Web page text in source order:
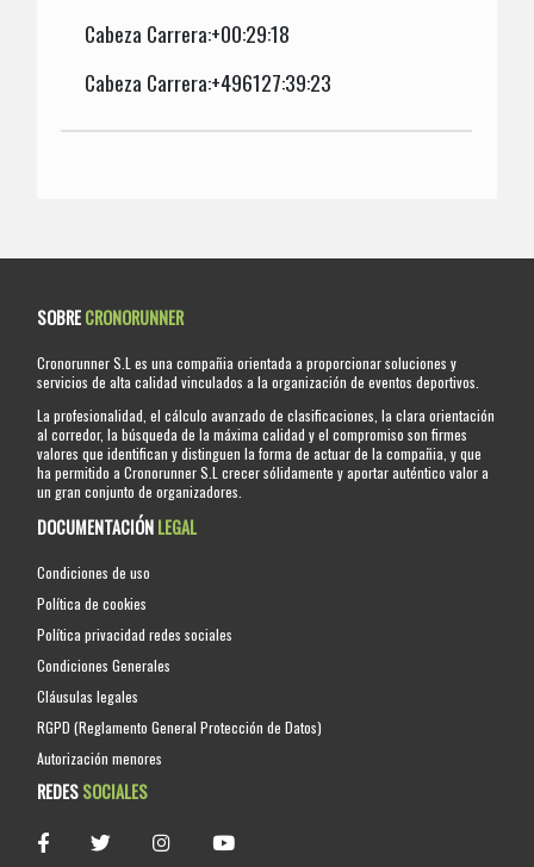
Cabeza Carrera:+00:29:18
Cabeza Carrera:+496127:39:23
SOBRECRONORUNNER
Cronorunner S.L es una compañia orientada a proporcionar soluciones y
servicios de alta calidad vinculados a la organización de eventos deportivos.
La profesionalidad, el cálculo avanzado de clasificaciones, la clara orientación
al corredor, la búsqueda de la máxima calidad y el compromiso son firmes
valores que identifican y distinguen la forma de actuar de la compañia, y que
ha permitido a Cronorunner S.L crecer sólidamente y aportar auténtico valor a
un gran conjunto de organizadores.
DOCUMENTACIÓNLEGAL
Condiciones de uso
Política de cookies
Política privacidad redes sociales
Condiciones Generales
Cláusulas legales
RGPD (Reglamento General Protección de Datos)
Autorización menores
REDESSOCIALES